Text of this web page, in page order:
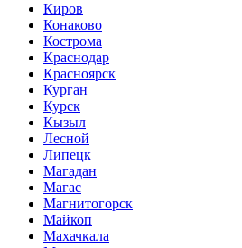
Киров
Конаково
Кострома
Краснодар
Красноярск
Курган
Курск
Кызыл
Лесной
Липецк
Магадан
Магас
Магнитогорск
Майкоп
Махачкала